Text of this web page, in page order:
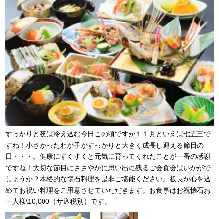
すっかりと夜は冷え込む今日この頃ですが１１月といえば七五三で
すね！小さかったわが子がすっかりと大きく成長し迎える節目の
日・・・。健康にすくすくと元気に育ってくれたことが一番の感謝
ですね！大切な節目にささやかに思い出に残るご会食会はいかがで
しょうか？本格的な懐石料理を是非ご堪能ください。板長が心を込
めてお祝い料理をご用意させていただきます。お食事はお祝懐石お
一人様\10,000（サ込税別）です。